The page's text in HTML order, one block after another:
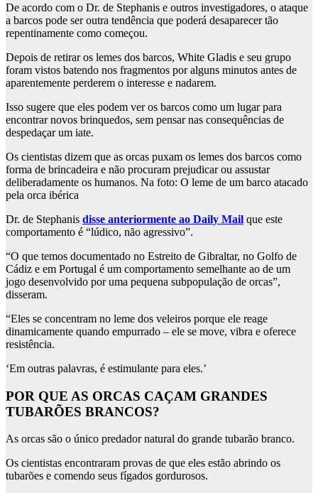
De acordo com o Dr. de Stephanis e outros investigadores, o ataque
a barcos pode ser outra tendência que poderá desaparecer tão
repentinamente como começou.
Depois de retirar os lemes dos barcos, White Gladis e seu grupo
foram vistos batendo nos fragmentos por alguns minutos antes de
aparentemente perderem o interesse e nadarem.
Isso sugere que eles podem ver os barcos como um lugar para
encontrar novos brinquedos, sem pensar nas consequências de
despedaçar um iate.
Os cientistas dizem que as orcas puxam os lemes dos barcos como
forma de brincadeira e não procuram prejudicar ou assustar
deliberadamente os humanos. Na foto: O leme de um barco atacado
pela orca ibérica
Dr. de Stephanis disse anteriormente ao Daily Mail que este
comportamento é “lúdico, não agressivo”.
“O que temos documentado no Estreito de Gibraltar, no Golfo de
Cádiz e em Portugal é um comportamento semelhante ao de um
jogo desenvolvido por uma pequena subpopulação de orcas”,
disseram.
“Eles se concentram no leme dos veleiros porque ele reage
dinamicamente quando empurrado – ele se move, vibra e oferece
resistência.
‘Em outras palavras, é estimulante para eles.’
POR QUE AS ORCAS CAÇAM GRANDES
TUBARÕES BRANCOS?
As orcas são o único predador natural do grande tubarão branco.
Os cientistas encontraram provas de que eles estão abrindo os
tubarões e comendo seus fígados gordurosos.